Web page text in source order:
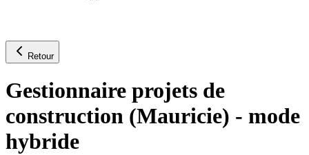
Retour
Gestionnaire projets de
construction (Mauricie) - mode
hybride